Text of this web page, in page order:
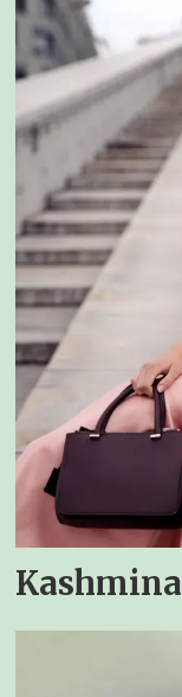
Kashmina